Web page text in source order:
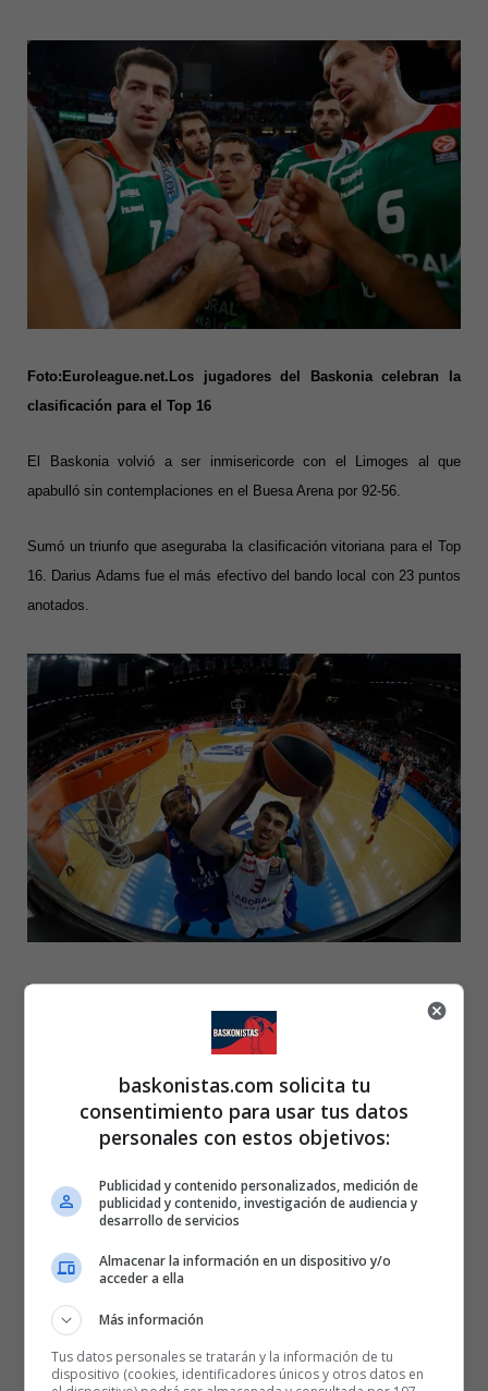
Foto:Euroleague.net.Los jugadores del Baskonia celebran la
clasificación para el Top 16
El Baskonia volvió a ser inmisericorde con el Limoges al que
apabulló sin contemplaciones en el Buesa Arena por 92-56.
Sumó un triunfo que aseguraba la clasificación vitoriana para el Top
16. Darius Adams fue el más efectivo del bando local con 23 puntos
anotados.
Foto:euroleague.net.Mike James ante Efes en Estambul
El Baskonia dio un paso atrás en sus expectativas de alcanzar la
segunda plaza de su grupo tras caer en el Abdi Ipecki de Estambul
ante el Anadolu Efes (95-86).
remontada del combinado otomano, que dio la vuelta a una
desventaja de tres puntos (78-81).
Un parcial en contra de 10-0 impulsó a Anadolu Efes con una renta
que mantuvo hasta el final del partido y apartaron al conjunto alavés
del triunfo.
baskonistas.com solicita tu
consentimiento para usar tus datos
personales con estos objetivos:
Publicidad y contenido personalizados, medición de
publicidad y contenido, investigación de audiencia y
desarrollo de servicios
Almacenar la información en un dispositivo y/o
acceder a ella
Más información
Tus datos personales se tratarán y la información de tu
dispositivo (cookies, identificadores únicos y otros datos en